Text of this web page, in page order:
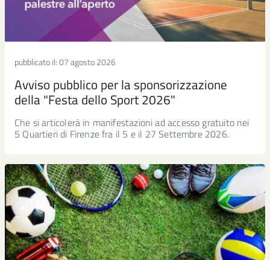
pubblicato il:07 agosto 2026
Avviso pubblico per la sponsorizzazione
della "Festa dello Sport 2026"
Che si articolerà in manifestazioni ad accesso gratuito nei
5 Quartieri di Firenze fra il 5 e il 27 Settembre 2026.